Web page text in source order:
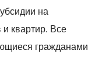
на
квартир. Все
гражданами